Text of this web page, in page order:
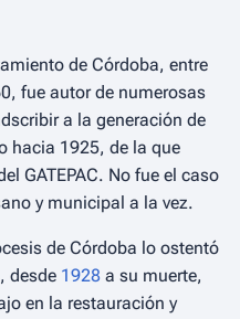
de Córdoba, entre
fue autor de numerosas
a la generación de
hacia 1925, de la que
GATEPAC. No fue el caso
y municipal a la vez.
de Córdoba lo ostentó
desde 1928 a su muerte,
en la restauración y